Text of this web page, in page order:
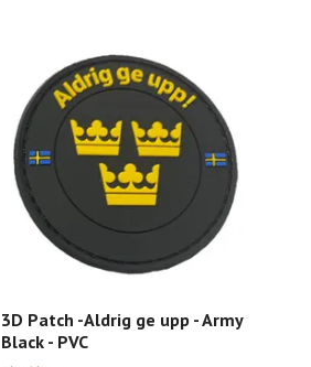
3D Patch -Aldrig ge upp - Army
Black - PVC